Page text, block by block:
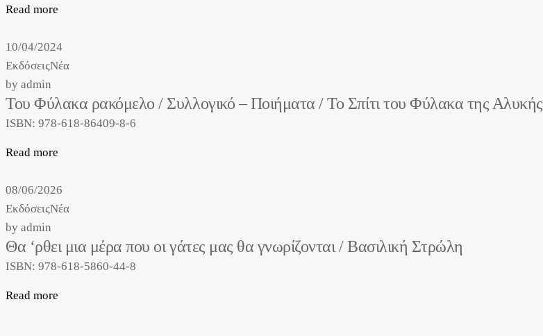
Read more
10/04/2024
ΕκδόσειςΝέα
by admin
Του Φύλακα ρακόμελο / Συλλογικό – Ποιήματα / Το Σπίτι του Φύλακα της Αλυκής
ISBN: 978-618-86409-8-6
Read more
08/06/2026
ΕκδόσειςΝέα
by admin
Θα ‘ρθει μια μέρα που οι γάτες μας θα γνωρίζονται / Βασιλική Στρώλη
ISBN: 978-618-5860-44-8
Read more